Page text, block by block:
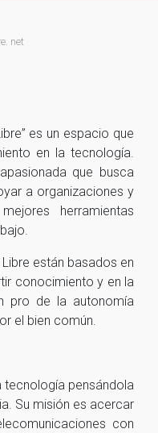
net
es un espacio que
en la tecnología.
que busca
a organizaciones y
herramientas
están basados en
conocimiento y en la
pro de la autonomía
el bien común.
pensándola
Su misión es acercar
con